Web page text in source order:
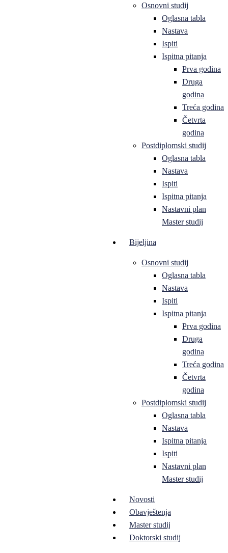
Osnovni studij
Oglasna tabla
Nastava
Ispiti
Ispitna pitanja
Prva godina
Druga
godina
Treća godina
Četvrta
godina
Postdiplomski studij
Oglasna tabla
Nastava
Ispiti
Ispitna pitanja
Nastavni plan
Master studij
Bijeljina
Osnovni studij
Oglasna tabla
Nastava
Ispiti
Ispitna pitanja
Prva godina
Druga
godina
Treća godina
Četvrta
godina
Postdiplomski studij
Oglasna tabla
Nastava
Ispitna pitanja
Ispiti
Nastavni plan
Master studij
Novosti
Obavještenja
Master studij
Doktorski studij